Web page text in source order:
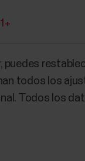
todos los
Todos los